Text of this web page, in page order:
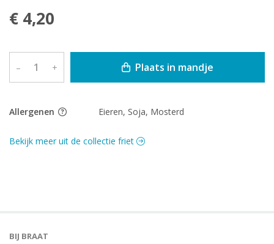
€ 4,20
– + Plaats in mandje
Allergenen Eieren, Soja, Mosterd
Bekijk meer uit de collectie friet
BIJ BRAAT